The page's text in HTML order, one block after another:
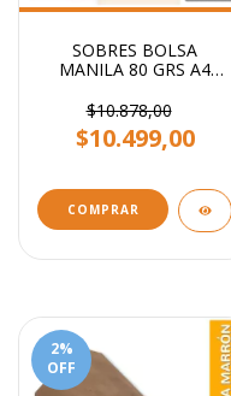
SOBRES BOLSA
MANILA 80 GRS A4
$10.878,00
$10.499,00
COMPRAR
2%
OFF